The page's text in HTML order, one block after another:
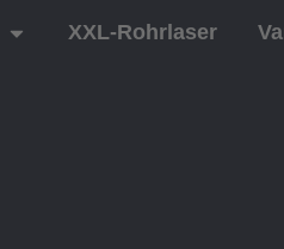
XXL-Rohrlaser